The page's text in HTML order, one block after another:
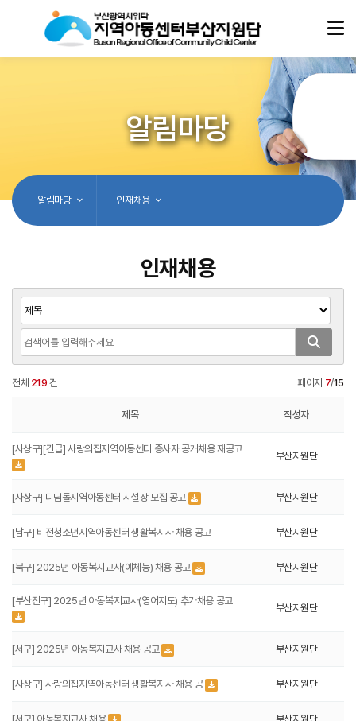
알림마당
알림마당 인재채용
인재채용
전체 219 건 페이지 7/15
제목 작성자
[사상구][긴급] 사랑의집지역아동센터 종사자 공개채용 재공고
부산지원단
[사상구] 디딤돌지역아동센터 시설장 모집 공고 부산지원단
[남구] 비전청소년지역아동센터 생활복지사 채용 공고 부산지원단
[북구] 2025년 아동복지교사(예체능) 채용 공고 부산지원단
[부산진구] 2025년 아동복지교사(영어지도) 추가채용 공고
부산지원단
[서구] 2025년 아동복지교사 채용 공고 부산지원단
[사상구] 사랑의집지역아동센터 생활복지사 채용 공 부산지원단